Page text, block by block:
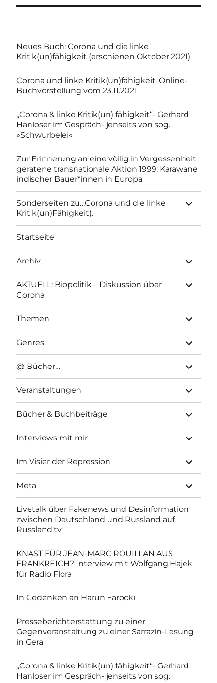
Neues Buch: Corona und die linke
Kritik(un)fähigkeit (erschienen Oktober 2021)
Corona und linke Kritik(un)fähigkeit. Online-
Buchvorstellung vom 23.11.2021
„Corona & linke Kritik(un) fähigkeit“- Gerhard
Hanloser im Gespräch- jenseits von sog.
»Schwurbelei«
Zur Erinnerung an eine völlig in Vergessenheit
geratene transnationale Aktion 1999: Karawane
indischer Bauer*innen in Europa
Sonderseiten zu…Corona und die linke
Kritik(un)Fähigkeit).
anzeigen
Startseite
Archiv
anzeigen
AKTUELL: Biopolitik – Diskussion über
Corona
anzeigen
Themen
anzeigen
Genres
anzeigen
@ Bücher…
anzeigen
Veranstaltungen
anzeigen
Bücher & Buchbeiträge
anzeigen
Interviews mit mir
anzeigen
Im Visier der Repression
anzeigen
Meta
anzeigen
Livetalk über Fakenews und Desinformation
zwischen Deutschland und Russland auf
Russland.tv
KNAST FÜR JEAN-MARC ROUILLAN AUS
FRANKREICH? Interview mit Wolfgang Hajek
für Radio Flora
In Gedenken an Harun Farocki
Presseberichterstattung zu einer
Gegenveranstaltung zu einer Sarrazin-Lesung
in Gera
„Corona & linke Kritik(un) fähigkeit“- Gerhard
Hanloser im Gespräch- jenseits von sog.